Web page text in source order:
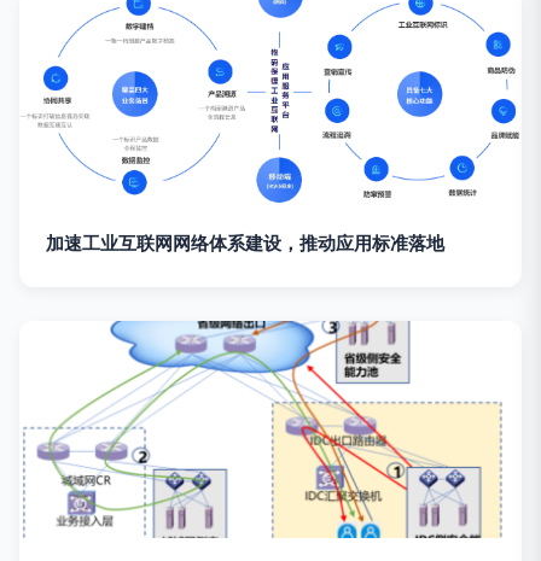
加速工业互联网网络体系建设，推动应用标准落地